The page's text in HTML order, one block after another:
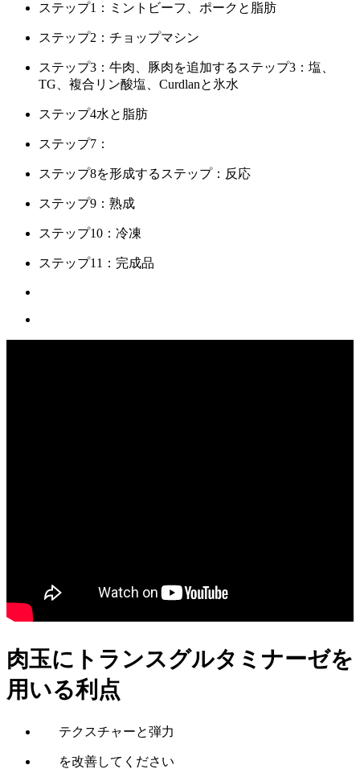
ステップ1：ミントビーフ、ポークと脂肪
ステップ2：チョップマシン
ステップ3：牛肉、豚肉を追加するステップ3：塩、
TG、複合リン酸塩、Curdlanと氷水
ステップ4水と脂肪
ステップ7：
ステップ8を形成するステップ：反応
ステップ9：熟成
ステップ10：冷凍
ステップ11：完成品
肉玉にトランスグルタミナーゼを
用いる利点
テクスチャーと弾力
を改善してください